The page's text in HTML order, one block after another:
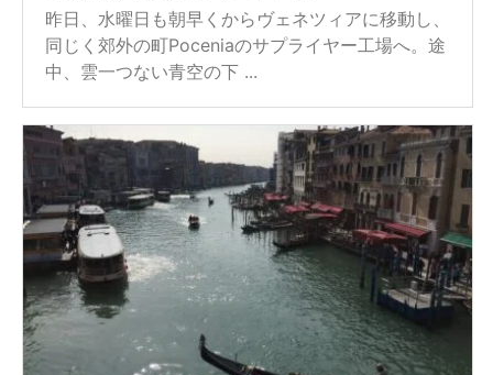
昨日、水曜日も朝早くからヴェネツィアに移動し、
同じく郊外の町Poceniaのサプライヤー工場へ。途
中、雲一つない青空の下 ...